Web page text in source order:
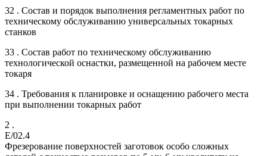
32 . Состав и порядок выполнения регламентных работ по
техническому обслуживанию универсальных токарных
станков
33 . Состав работ по техническому обслуживанию
технологической оснастки, размещенной на рабочем месте
токаря
34 . Требования к планировке и оснащению рабочего места
при выполнении токарных работ
2 .
E/02.4
Фрезерование поверхностей заготовок особо сложных